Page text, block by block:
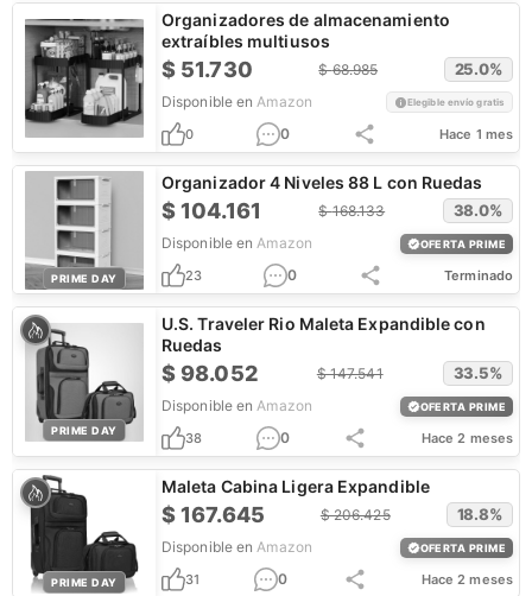
Organizadores de almacenamiento
extraíbles multiusos
$ 51.730 $68.985 25.0%
Disponible en Amazon Elegible envío gratis
0 0 Hace 1 mes
PRIME DAY
Organizador 4 Niveles 88 L con Ruedas
$104.161 $168.133 38.0%
Disponible en Amazon OFERTA PRIME
23 0 Terminado
PRIME DAY
U.S. Traveler Rio Maleta Expandible con
Ruedas
$ 98.052 $147.541 33.5%
Disponible en Amazon OFERTA PRIME
38 0 Hace 2 meses
PRIME DAY
Maleta Cabina Ligera Expandible
$167.645 $206.425 18.8%
Disponible en Amazon OFERTA PRIME
31 0 Hace 2 meses